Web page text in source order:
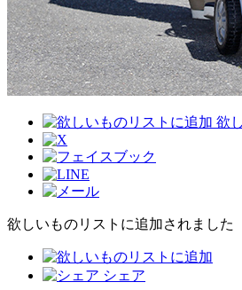
欲
欲しいものリストに追加されました
シェア